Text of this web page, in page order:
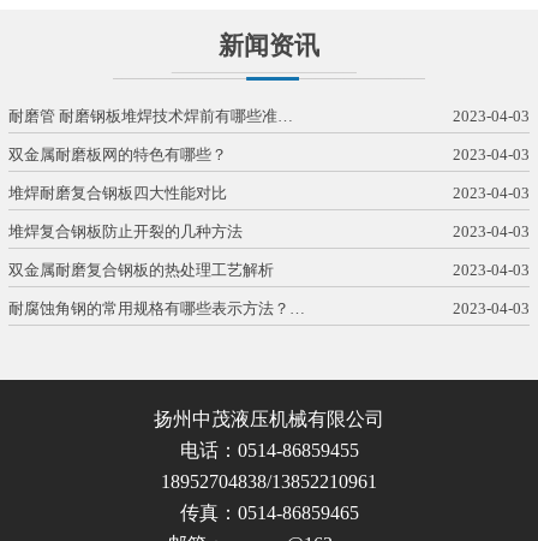
新闻资讯
耐磨管 耐磨钢板堆焊技术焊前有哪些准… 2023-04-03
双金属耐磨板网的特色有哪些？ 2023-04-03
堆焊耐磨复合钢板四大性能对比 2023-04-03
堆焊复合钢板防止开裂的几种方法 2023-04-03
双金属耐磨复合钢板的热处理工艺解析 2023-04-03
耐腐蚀角钢的常用规格有哪些表示方法？… 2023-04-03
扬州中茂液压机械有限公司
电话：0514-86859455
18952704838/13852210961
传真：0514-86859465